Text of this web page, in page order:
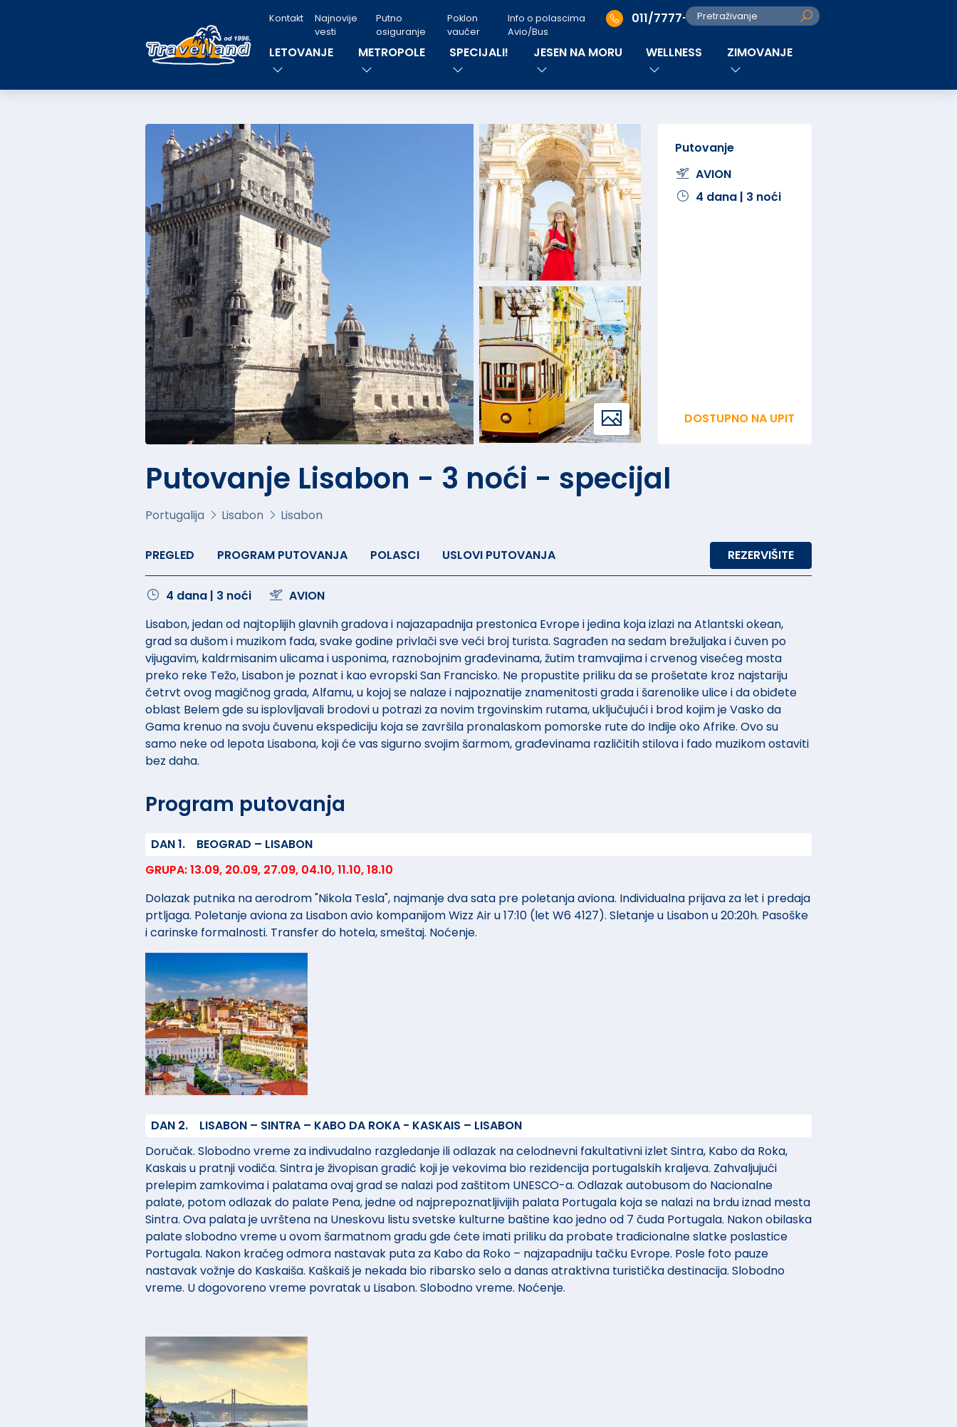
Pretraživanje
Kontakt
Najnovije
vesti
Putno
osiguranje
Poklon
vaučer
Info o polascima
Avio/Bus
011/7777-280
LETOVANJE METROPOLE SPECIJALI! JESEN NA MORU WELLNESS ZIMOVANJE
Putovanje
AVION
4 dana | 3 noći
DOSTUPNO NA UPIT
Putovanje Lisabon - 3 noći - specijal
Portugalija Lisabon Lisabon
PREGLED PROGRAM PUTOVANJA POLASCI USLOVI PUTOVANJA REZERVIŠITE
4 dana | 3 noći
AVION
Lisabon, jedan od najtoplijih glavnih gradova i najazapadnija prestonica Evrope i jedina koja izlazi na Atlantski okean,
grad sa dušom i muzikom fada, svake godine privlači sve veći broj turista. Sagrađen na sedam brežuljaka i čuven po
vijugavim, kaldrmisanim ulicama i usponima, raznobojnim građevinama, žutim tramvajima i crvenog visećeg mosta
preko reke Težo, Lisabon je poznat i kao evropski San Francisko. Ne propustite priliku da se prošetate kroz najstariju
četrvt ovog magičnog grada, Alfamu, u kojoj se nalaze i najpoznatije znamenitosti grada i šarenolike ulice i da obiđete
oblast Belem gde su isplovljavali brodovi u potrazi za novim trgovinskim rutama, uključujući i brod kojim je Vasko da
Gama krenuo na svoju čuvenu ekspediciju koja se završila pronalaskom pomorske rute do Indije oko Afrike. Ovo su
samo neke od lepota Lisabona, koji će vas sigurno svojim šarmom, građevinama različitih stilova i fado muzikom ostaviti
bez daha.
Program putovanja
DAN 1.
BEOGRAD – LISABON
GRUPA: 13.09, 20.09, 27.09, 04.10, 11.10, 18.10
Dolazak putnika na aerodrom "Nikola Tesla", najmanje dva sata pre poletanja aviona. Individualna prijava za let i predaja
prtljaga. Poletanje aviona za Lisabon avio kompanijom Wizz Air u 17:10 (let W6 4127). Sletanje u Lisabon u 20:20h. Pasoške
i carinske formalnosti. Transfer do hotela, smeštaj. Noćenje.
DAN 2.
LISABON – SINTRA – KABO DA ROKA - KASKAIS – LISABON
Doručak. Slobodno vreme za indivudalno razgledanje ili odlazak na celodnevni fakultativni izlet Sintra, Kabo da Roka,
Kaskais u pratnji vodiča. Sintra je živopisan gradić koji je vekovima bio rezidencija portugalskih kraljeva. Zahvaljujući
prelepim zamkovima i palatama ovaj grad se nalazi pod zaštitom UNESCO-a. Odlazak autobusom do Nacionalne
palate, potom odlazak do palate Pena, jedne od najprepoznatljivijih palata Portugala koja se nalazi na brdu iznad mesta
Sintra. Ova palata je uvrštena na Uneskovu listu svetske kulturne baštine kao jedno od 7 čuda Portugala. Nakon obilaska
palate slobodno vreme u ovom šarmatnom gradu gde ćete imati priliku da probate tradicionalne slatke poslastice
Portugala. Nakon kraćeg odmora nastavak puta za Kabo da Roko – najzapadniju tačku Evrope. Posle foto pauze
nastavak vožnje do Kaskaiša. Kaškaiš je nekada bio ribarsko selo a danas atraktivna turistička destinacija. Slobodno
vreme. U dogovoreno vreme povratak u Lisabon. Slobodno vreme. Noćenje.